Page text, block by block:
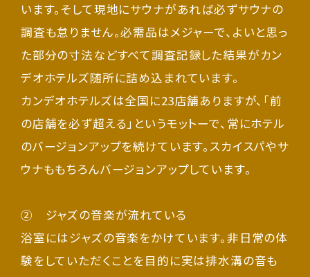
います。そして現地にサウナがあれば必ずサウナの
調査も怠りません。必需品はメジャーで、よいと思っ
た部分の寸法などすべて調査記録した結果がカン
デオホテルズ随所に詰め込まれています。
カンデオホテルズは全国に23店舗ありますが、「前
の店舗を必ず超える」というモットーで、常にホテル
のバージョンアップを続けています。スカイスパやサ
ウナももちろんバージョンアップしています。
② ジャズの音楽が流れている
浴室にはジャズの音楽をかけています。非日常の体
験をしていただくことを目的に実は排水溝の音も